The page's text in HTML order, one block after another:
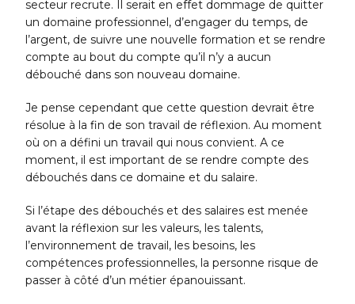
secteur recrute. Il serait en effet dommage de quitter
un domaine professionnel, d’engager du temps, de
l’argent, de suivre une nouvelle formation et se rendre
compte au bout du compte qu’il n’y a aucun
débouché dans son nouveau domaine.
Je pense cependant que cette question devrait être
résolue à la fin de son travail de réflexion. Au moment
où on a défini un travail qui nous convient. A ce
moment, il est important de se rendre compte des
débouchés dans ce domaine et du salaire.
Si l’étape des débouchés et des salaires est menée
avant la réflexion sur les valeurs, les talents,
l’environnement de travail, les besoins, les
compétences professionnelles, la personne risque de
passer à côté d’un métier épanouissant.